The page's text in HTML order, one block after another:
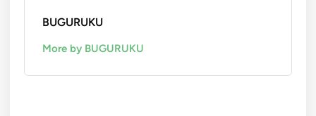
BUGURUKU
More by BUGURUKU